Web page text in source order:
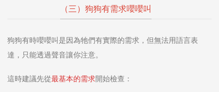
（三）狗狗有需求嚶嚶叫
狗狗有時嚶嚶叫是因為牠們有實際的需求，但無法用語言表
達，只能透過聲音讓你注意。
這時建議先從最基本的需求開始檢查：